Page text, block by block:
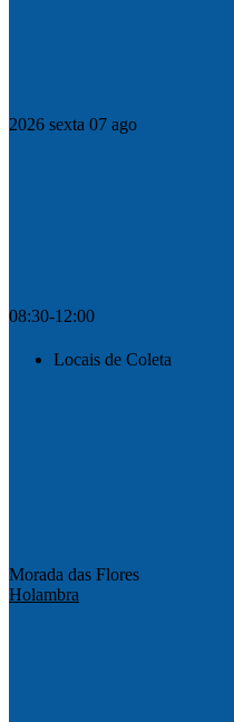
2026 sexta 07 ago
08:30-12:00
Locais de Coleta
Morada das Flores
Holambra